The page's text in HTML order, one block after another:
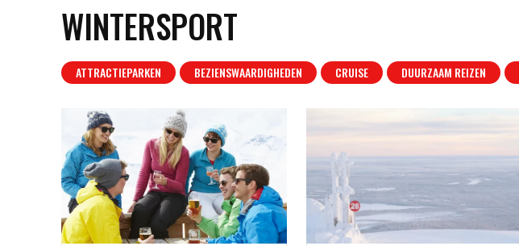
WINTERSPORT
ATTRACTIEPARKEN BEZIENSWAARDIGHEDEN CRUISE DUURZAAM REIZEN